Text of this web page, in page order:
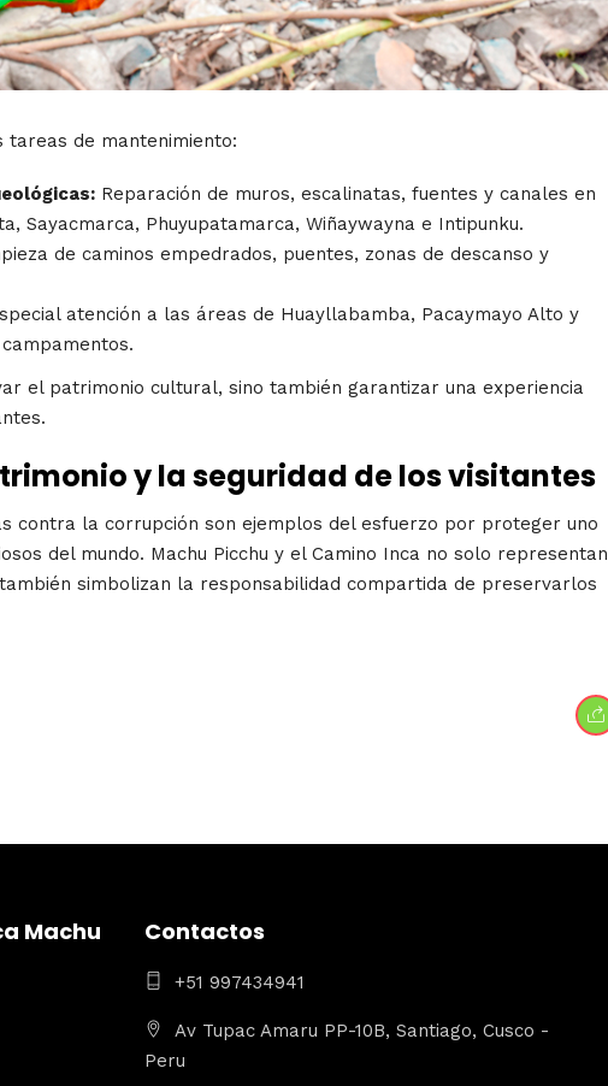
tareas de mantenimiento:
Reparación de muros, escalinatas, fuentes y canales en
Sayacmarca, Phuyupatamarca, Wiñaywayna e Intipunku.
de caminos empedrados, puentes, zonas de descanso y
atención a las áreas de Huayllabamba, Pacaymayo Alto y
el patrimonio cultural, sino también garantizar una experiencia
y la seguridad de los visitantes
contra la corrupción son ejemplos del esfuerzo por proteger uno
del mundo. Machu Picchu y el Camino Inca no solo representan
simbolizan la responsabilidad compartida de preservarlos
Machu Contactos
+51 997434941
Av Tupac Amaru PP-10B, Santiago, Cusco -
Peru